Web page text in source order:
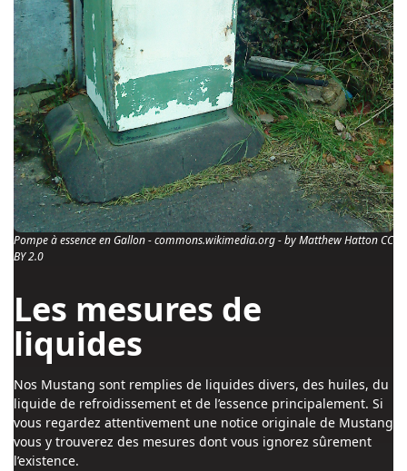
Pompe à essence en Gallon - commons.wikimedia.org - by Matthew Hatton CC
BY 2.0
Les mesures de
liquides
Nos Mustang sont remplies de liquides divers, des huiles, du
liquide de refroidissement et de l’essence principalement. Si
vous regardez attentivement une notice originale de Mustang
vous y trouverez des mesures dont vous ignorez sûrement
l’existence.